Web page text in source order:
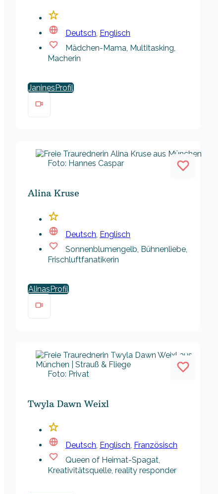
Deutsch, Englisch
Mädchen-Mama, Multitasking,
Macherin
Janines
Foto: Hannes Caspar
Alina Kruse
Deutsch, Englisch
Sonnenblumengelb, Bühnenliebe,
Frischluftfanatikerin
Alinas
Foto: Privat
Twyla Dawn Weixl
Deutsch, Englisch, Französisch
Queen of Heimat-Spagat,
Kreativitätsquelle, reality responder